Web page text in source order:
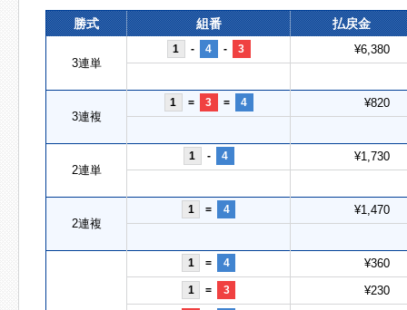
勝式 組番 払戻金
3連単
1 - 4 - 3 ¥6,380
3連複
1 = 3 = 4 ¥820
2連単
1 - 4 ¥1,730
2連複
1 = 4 ¥1,470
1 = 4 ¥360
1 = 3 ¥230